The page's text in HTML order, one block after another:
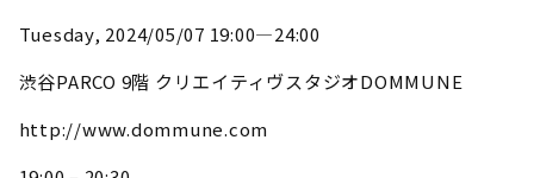
Tuesday, 2024/05/07 19:00―24:00
渋谷PARCO 9階 クリエイティヴスタジオDOMMUNE
http://www.dommune.com